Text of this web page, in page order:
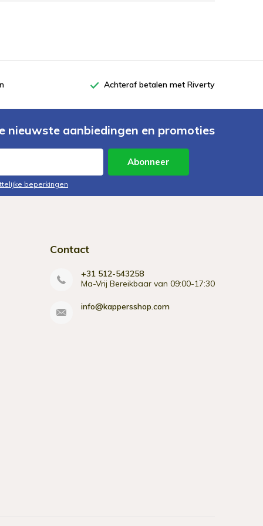
Achteraf betalen met Riverty
nieuwste aanbiedingen en promoties
Abonneer
beperkingen
Contact
+31 512-543258
Ma-Vrij Bereikbaar van 09:00-17:30
info@kappersshop.com